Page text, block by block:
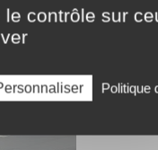
contrôle sur
Politique